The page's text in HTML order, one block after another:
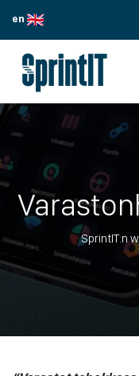
en
SprintIT:n